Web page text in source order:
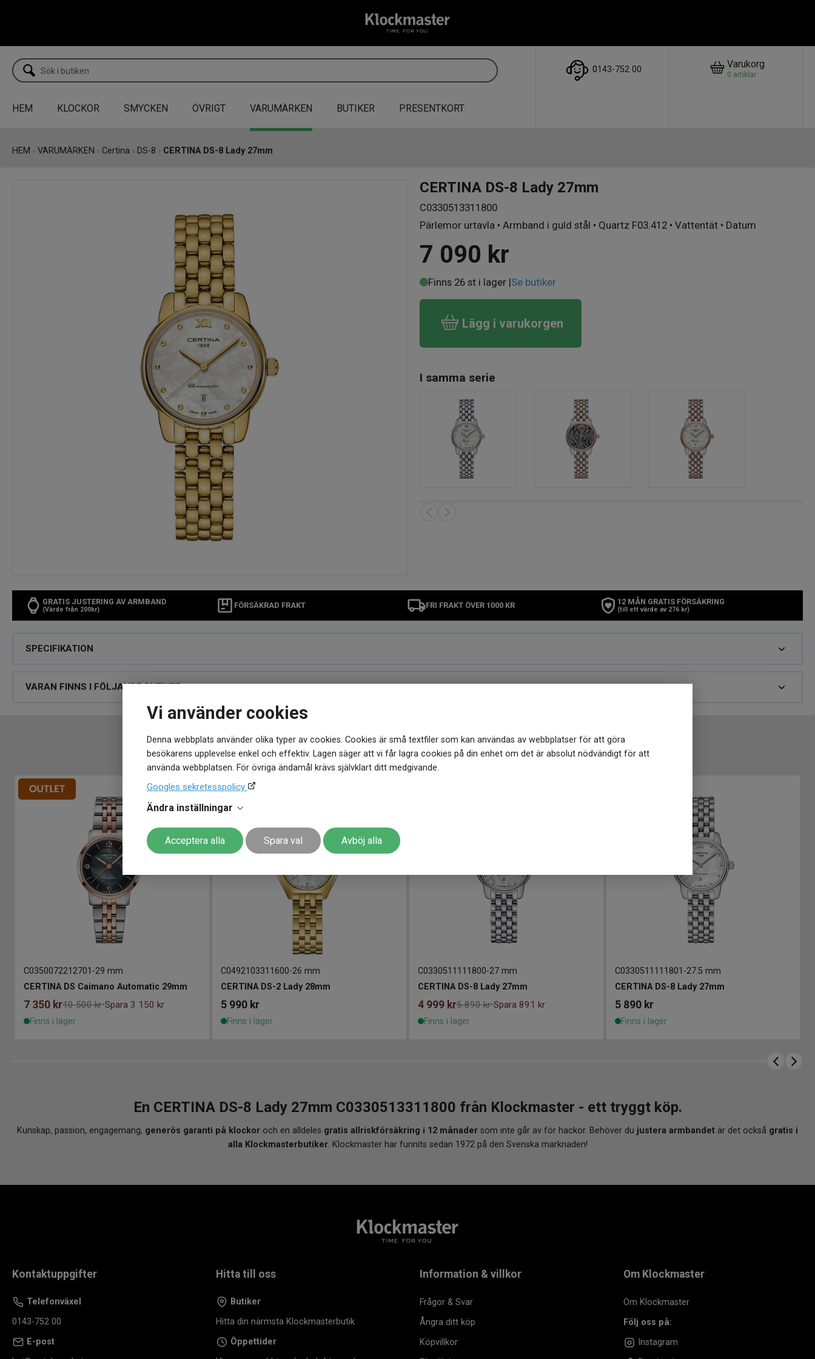
Vi använder cookies
Denna webbplats använder olika typer av cookies. Cookies är små textfiler som kan användas av webbplatser för att göra
besökarens upplevelse enkel och effektiv. Lagen säger att vi får lagra cookies på din enhet om det är absolut nödvändigt för att
använda webbplatsen. För övriga ändamål krävs självklart ditt medgivande.
Googles sekretesspolicy
Ändra inställningar
Acceptera alla Spara val Avböj alla
0143-752 00 Varukorg
0 artiklar
HEM KLOCKOR SMYCKEN ÖVRIGT VARUMÄRKEN BUTIKER PRESENTKORT
HEM › VARUMÄRKEN › Certina › DS-8 › CERTINA DS-8 Lady 27mm
CERTINA DS-8 Lady 27mm
C0330513311800
Pärlemor urtavla • Armband i guld stål • Quartz F03.412 • Vattentät • Datum
7 090 kr
Finns 26 st i lager |Se butiker
Lägg i varukorgen
I samma serie
GRATIS JUSTERING AV ARMBAND
(Värde från 200kr) FÖRSÄKRAD FRAKT FRI FRAKT ÖVER 1000 KR 12 MÅN GRATIS FÖRSÄKRING
(till ett värde av 276 kr)
SPECIFIKATION
VARAN FINNS I FÖLJANDE BUTIKER
MER FRÅN SAMMA VARUMÄRKE
C0350072212701 -29 mm
CERTINA DS Caimano Automatic 29mm
7 350 kr10 500 kr-Spara 3 150 kr
Finns i lager
C0492103311600-26 mm
CERTINA DS-2 Lady 28mm
5 990 kr
Finns i lager
C0330511111800-27 mm
CERTINA DS-8 Lady 27mm
4 999 kr5 890 kr-Spara 891 kr
Finns i lager
C0330511111801 -27.5 mm
CERTINA DS-8 Lady 27mm
5 890 kr
Finns i lager
En CERTINA DS-8 Lady 27mm C0330513311800 från Klockmaster - ett tryggt köp.
Kunskap, passion, engagemang, generös garanti på klockor och en alldeles gratis allriskförsäkring i 12 månader som inte går av för hackor. Behöver du justera armbandet är det också gratis i
alla Klockmasterbutiker. Klockmaster har funnits sedan 1972 på den Svenska marknaden!
Kontaktuppgifter
Telefonväxel
0143-752 00
E-post
Hitta till oss
Butiker
Hitta din närmsta Klockmasterbutik
Öppettider
Information & villkor
Frågor & Svar
Ångra ditt köp
Köpvillkor
Om Klockmaster
Om Klockmaster
Följ oss på:
Instagram